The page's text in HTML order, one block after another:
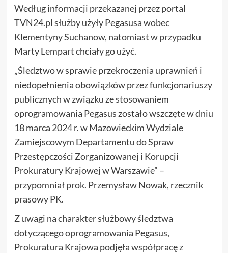
Według informacji przekazanej przez portal
TVN24.pl służby użyły Pegasusa wobec
Klementyny Suchanow, natomiast w przypadku
Marty Lempart chciały go użyć.
„Śledztwo w sprawie przekroczenia uprawnień i
niedopełnienia obowiązków przez funkcjonariuszy
publicznych w związku ze stosowaniem
oprogramowania Pegasus zostało wszczęte w dniu
18 marca 2024 r. w Mazowieckim Wydziale
Zamiejscowym Departamentu do Spraw
Przestępczości Zorganizowanej i Korupcji
Prokuratury Krajowej w Warszawie” –
przypomniał prok. Przemysław Nowak, rzecznik
prasowy PK.
Z uwagi na charakter służbowy śledztwa
dotyczącego oprogramowania Pegasus,
Prokuratura Krajowa podjęła współpracę z